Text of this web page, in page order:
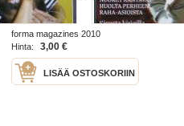
forma magazines 2010
Hinta:
3,00 €
LISÄÄ OSTOSKORIIN